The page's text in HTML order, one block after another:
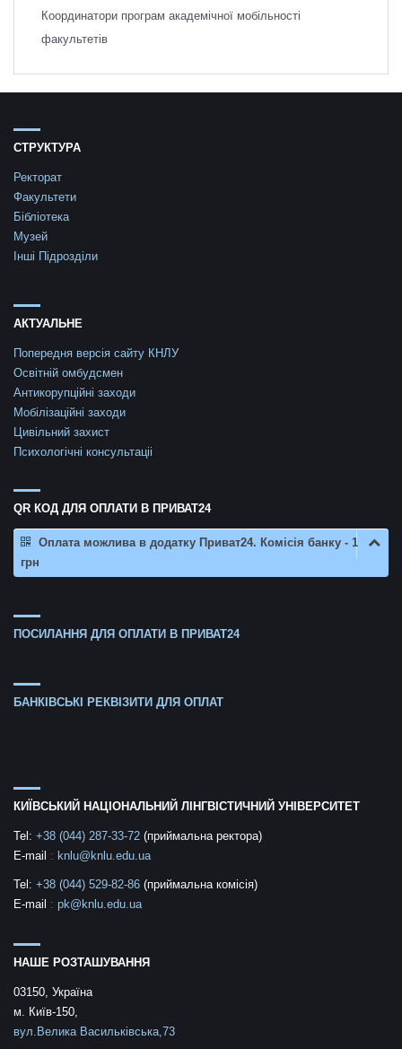
Координатори програм академічної мобільності
факультетів
СТРУКТУРА
Ректорат
Факультети
Бібліотека
Музей
Інші Підрозділи
АКТУАЛЬНЕ
Попередня версія сайту КНЛУ
Освітній омбудсмен
Антикорупційні заходи
Мобілізаційні заходи
Цивільний захист
Психологічні консультаціі
QR КОД ДЛЯ ОПЛАТИ В ПРИВАТ24
Оплата можлива в додатку Приват24. Комісія банку - 1
грн
ПОСИЛАННЯ ДЛЯ ОПЛАТИ В ПРИВАТ24
БАНКІВСЬКІ РЕКВІЗИТИ ДЛЯ ОПЛАТ
КИЇВСЬКИЙ НАЦІОНАЛЬНИЙ ЛІНГВІСТИЧНИЙ УНІВЕРСИТЕТ
Tel: +38 (044) 287-33-72 (приймальна ректора)
E-mail : knlu@knlu.edu.ua
Tel: +38 (044) 529-82-86 (приймальна комісія)
E-mail : pk@knlu.edu.ua
НАШЕ РОЗТАШУВАННЯ
03150, Україна
м. Київ-150,
вул.Велика Васильківська,73